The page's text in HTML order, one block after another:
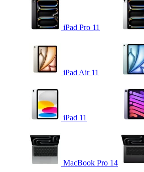
iPad Pro 11
iPad Air 11
iPad 11
MacBook Pro 14